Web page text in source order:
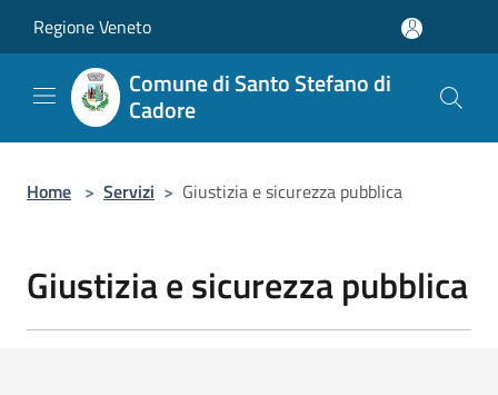
Regione Veneto
Comune di Santo Stefano di
Cadore
Home > Servizi > Giustizia e sicurezza pubblica
Giustizia e sicurezza pubblica